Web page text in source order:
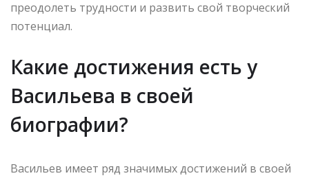
преодолеть трудности и развить свой творческий
потенциал.
Какие достижения есть у
Васильева в своей
биографии?
Васильев имеет ряд значимых достижений в своей